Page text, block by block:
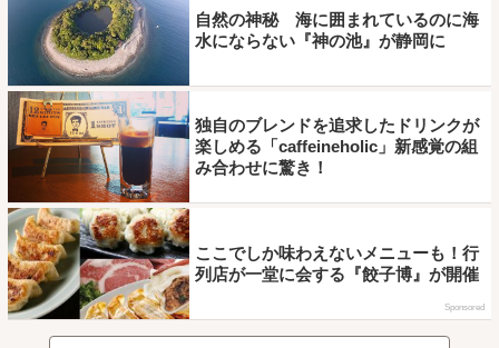
自然の神秘 海に囲まれているのに海
水にならない『神の池』が静岡に
独自のブレンドを追求したドリンクが
楽しめる「caffeineholic」新感覚の組
み合わせに驚き！
ここでしか味わえないメニューも！行
列店が一堂に会する『餃子博』が開催
Sponsored